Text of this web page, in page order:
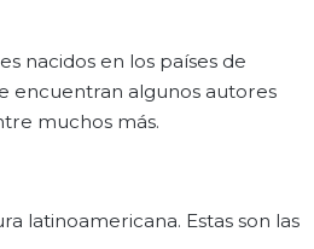
nacidos en los países de
encuentran algunos autores
muchos más.
latinoamericana. Estas son las